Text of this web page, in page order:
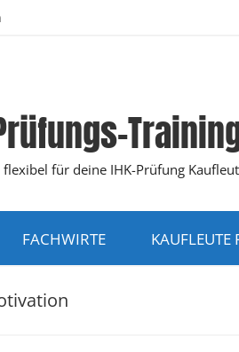
für deine IHK-Prüfung
FACHWIRTE